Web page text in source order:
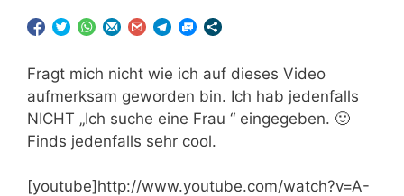
Fragt mich nicht wie ich auf dieses Video
aufmerksam geworden bin. Ich hab jedenfalls
NICHT „Ich suche eine Frau “ eingegeben. 🙂
Finds jedenfalls sehr cool.
[youtube]http://www.youtube.com/watch?v=A-